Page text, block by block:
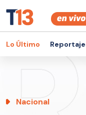
Lo Último
Nacional